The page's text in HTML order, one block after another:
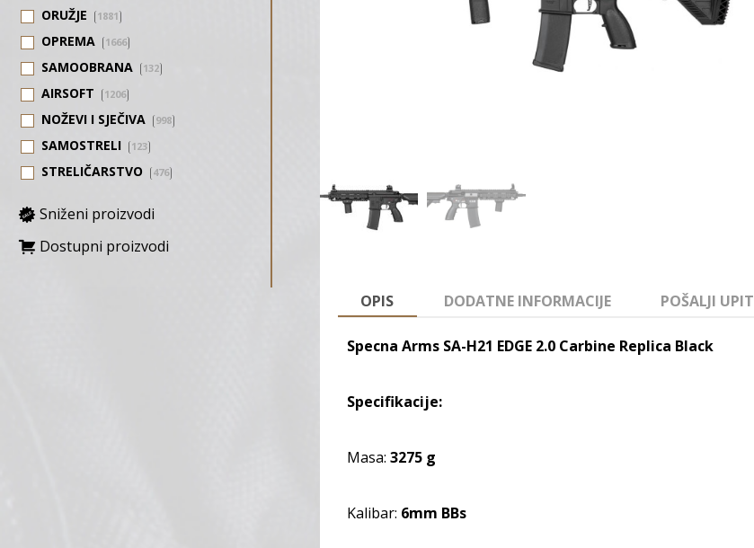
OPIS DODATNE INFORMACIJE POŠALJI UPIT
Specna Arms SA-H21 EDGE 2.0 Carbine Replica Black
Specifikacije:
Masa: 3275 g
Kalibar: 6mm BBs
ORUŽJE 1881
OPREMA 1666
SAMOOBRANA 132
AIRSOFT 1206
NOŽEVI I SJEČIVA 998
SAMOSTRELI 123
STRELIČARSTVO 476
Sniženi proizvodi
Dostupni proizvodi